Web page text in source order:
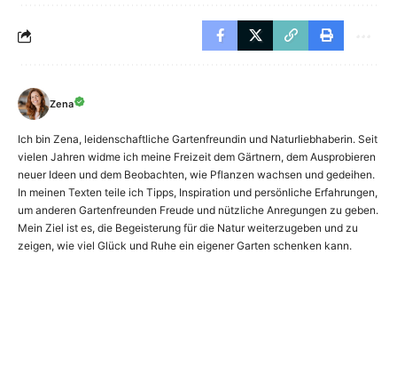
Zena
Ich bin Zena, leidenschaftliche Gartenfreundin und Naturliebhaberin. Seit
vielen Jahren widme ich meine Freizeit dem Gärtnern, dem Ausprobieren
neuer Ideen und dem Beobachten, wie Pflanzen wachsen und gedeihen.
In meinen Texten teile ich Tipps, Inspiration und persönliche Erfahrungen,
um anderen Gartenfreunden Freude und nützliche Anregungen zu geben.
Mein Ziel ist es, die Begeisterung für die Natur weiterzugeben und zu
zeigen, wie viel Glück und Ruhe ein eigener Garten schenken kann.